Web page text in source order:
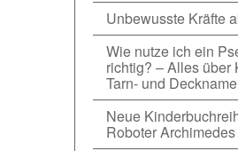
Unbewusste Kräfte
Wie nutze ich ein
richtig? – Alles über
Tarn- und
Neue
Roboter Archimedes